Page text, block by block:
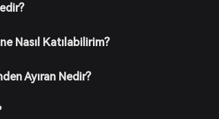
Nasıl Katılabilirim?
Ayıran Nedir?